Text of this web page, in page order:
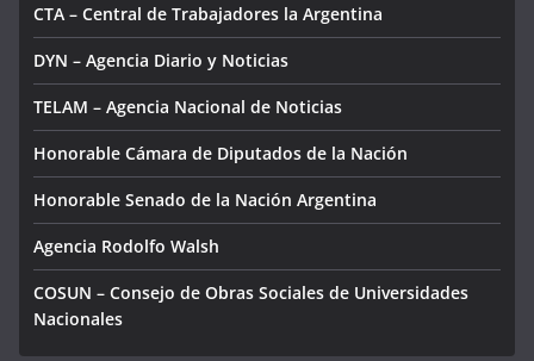
CTA – Central de Trabajadores la Argentina
DYN – Agencia Diario y Noticias
TELAM – Agencia Nacional de Noticias
Honorable Cámara de Diputados de la Nación
Honorable Senado de la Nación Argentina
Agencia Rodolfo Walsh
COSUN – Consejo de Obras Sociales de Universidades
Nacionales